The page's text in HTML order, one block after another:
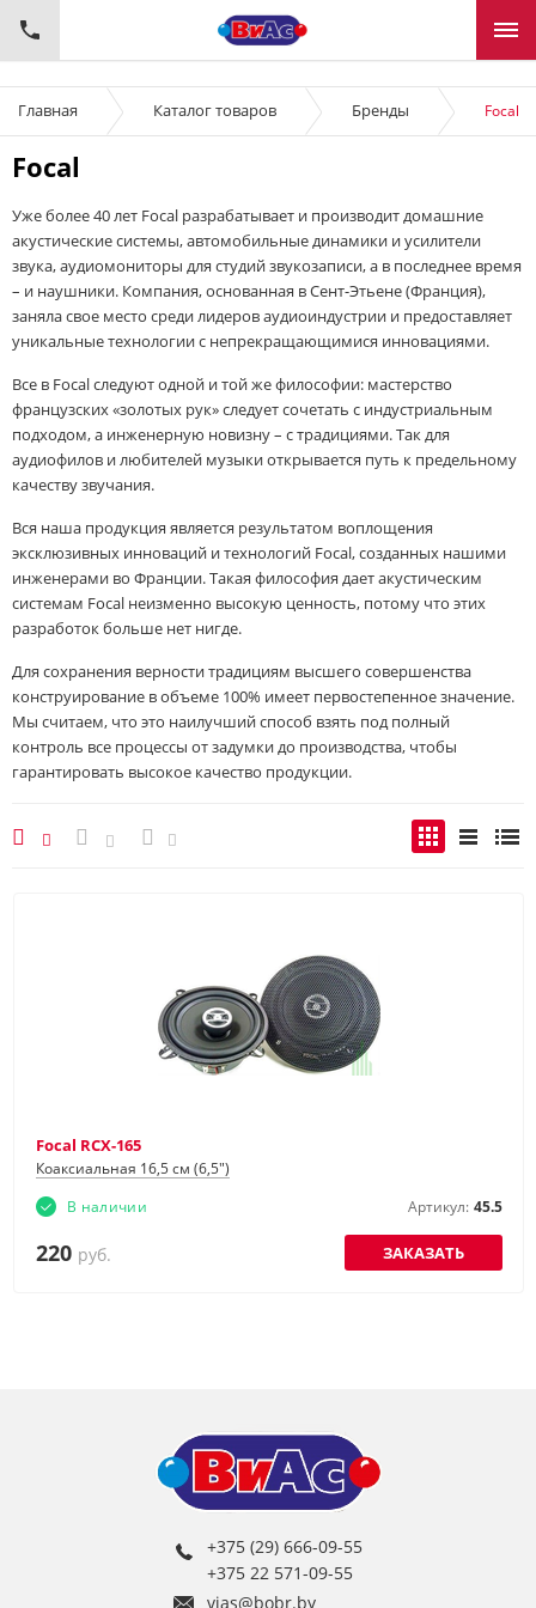
Главная Каталог товаров Бренды Focal
Focal
Уже более 40 лет Focal разрабатывает и производит домашние
акустические системы, автомобильные динамики и усилители
звука, аудиомониторы для студий звукозаписи, а в последнее время
– и наушники. Компания, основанная в Сент-Этьене (Франция),
заняла свое место среди лидеров аудиоиндустрии и предоставляет
уникальные технологии с непрекращающимися инновациями.
Все в Focal следуют одной и той же философии: мастерство
французских «золотых рук» следует сочетать с индустриальным
подходом, а инженерную новизну – с традициями. Так для
аудиофилов и любителей музыки открывается путь к предельному
качеству звучания.
Вся наша продукция является результатом воплощения
эксклюзивных инноваций и технологий Focal, созданных нашими
инженерами во Франции. Такая философия дает акустическим
системам Focal неизменно высокую ценность, потому что этих
разработок больше нет нигде.
Для сохранения верности традициям высшего совершенства
конструирование в объеме 100% имеет первостепенное значение.
Мы считаем, что это наилучший способ взять под полный
контроль все процессы от задумки до производства, чтобы
гарантировать высокое качество продукции.
Focal RCX-165
Коаксиальная 16,5 см (6,5")
В наличии
Артикул: 45.5
220 руб. ЗАКАЗАТЬ
+375 (29) 666-09-55
+375 22 571-09-55
vias@bobr.by